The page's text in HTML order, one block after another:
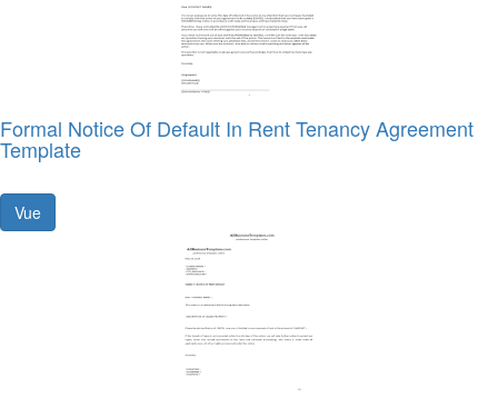
Formal Notice Of Default In Rent Tenancy Agreement
Template
Vue